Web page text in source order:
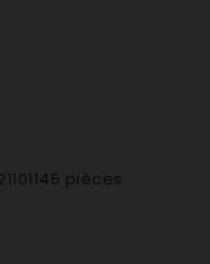
pièces